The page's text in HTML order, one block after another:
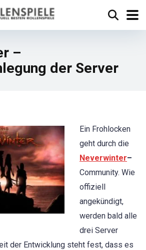
–
der Server
Ein Frohlocken
geht durch die
Neverwinter–
Community. Wie
offiziell
angekündigt,
werden bald alle
drei Server
der Entwicklung steht fest, dass es